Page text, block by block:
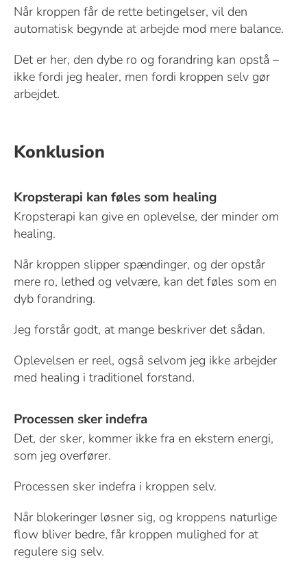
Når kroppen får de rette betingelser, vil den
automatisk begynde at arbejde mod mere balance.
Det er her, den dybe ro og forandring kan opstå –
ikke fordi jeg healer, men fordi kroppen selv gør
arbejdet.
Konklusion
Kropsterapi kan føles som healing
Kropsterapi kan give en oplevelse, der minder om
healing.
Når kroppen slipper spændinger, og der opstår
mere ro, lethed og velvære, kan det føles som en
dyb forandring.
Jeg forstår godt, at mange beskriver det sådan.
Oplevelsen er reel, også selvom jeg ikke arbejder
med healing i traditionel forstand.
Processen sker indefra
Det, der sker, kommer ikke fra en ekstern energi,
som jeg overfører.
Processen sker indefra i kroppen selv.
Når blokeringer løsner sig, og kroppens naturlige
flow bliver bedre, får kroppen mulighed for at
regulere sig selv.